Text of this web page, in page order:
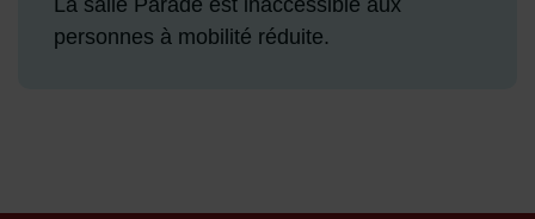
La salle Parade est inaccessible aux
personnes à mobilité réduite.